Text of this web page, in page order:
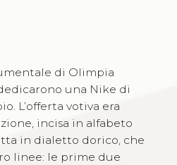
di Olimpia
una Nike di
L’offerta votiva era
incisa in alfabeto
in dialetto dorico, che
linee: le prime due